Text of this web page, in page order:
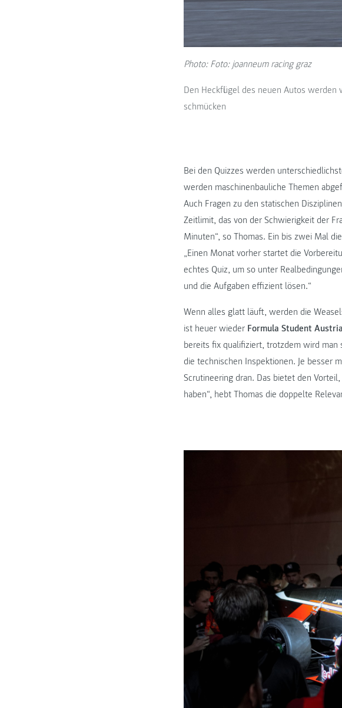
Photo: Foto: joanneum racing graz
Den Heckflügel des neuen Autos
schmücken
Bei den Quizzes werden
werden maschinenbauliche Themen
Auch Fragen zu den statischen
Zeitlimit, das von der Schwierigkeit der
Minuten“, so Thomas. Ein bis zwei Mal
„Einen Monat vorher startet die
echtes Quiz, um so unter
und die Aufgaben effizient lösen.“
Wenn alles glatt läuft, werden die
ist heuer wieder Formula Student
bereits fix qualifiziert, trotzdem wird man
die technischen Inspektionen. Je besser
Scrutineering dran. Das bietet den
haben“, hebt Thomas die doppelte